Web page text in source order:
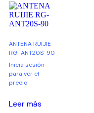
ANTENA RUIJIE
RG-ANT20S-90
Inicia sesión
para ver el
precio
Leer más